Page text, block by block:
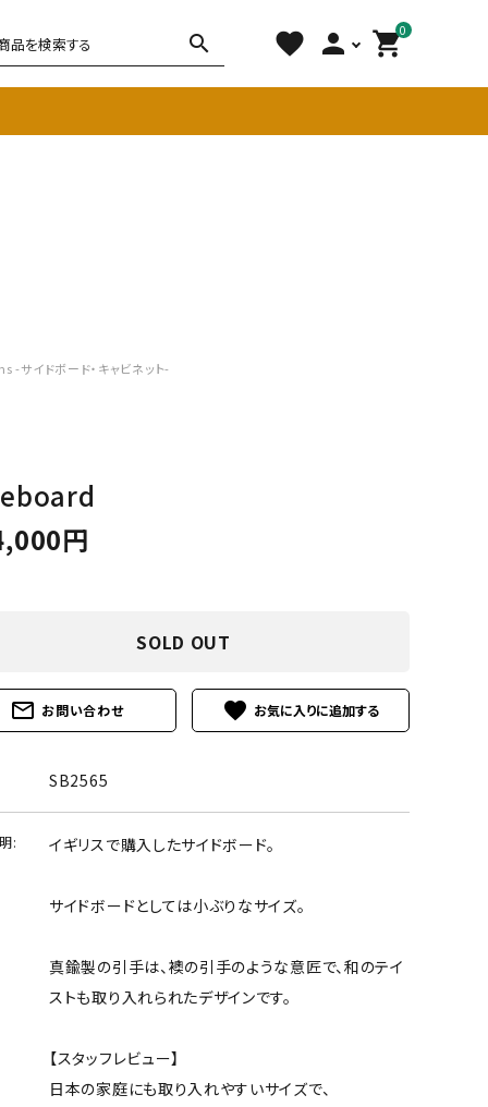
search favorite person 0
shopping_cart
イドボード・キャビネット-
円
SOLD OUT
mail_outline お問い合わせ favorite
SB2565
: イギリスで購入したサイドボード。
サイドボードとしては小ぶりなサイズ。
真鍮製の引手は、襖の引手のような意匠で、和のテイ
ストも取り入れられたデザインです。
【スタッフレビュー】
日本の家庭にも取り入れやすいサイズで、